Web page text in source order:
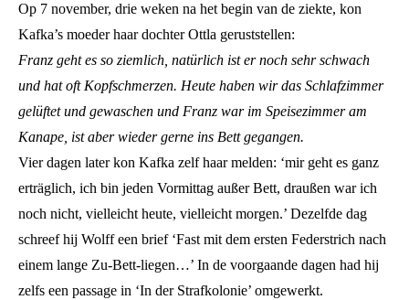
Op 7 november, drie weken na het begin van de ziekte, kon
Kafka’s moeder haar dochter Ottla geruststellen:
Franz geht es so ziemlich, natürlich ist er noch sehr schwach
und hat oft Kopfschmerzen. Heute haben wir das Schlafzimmer
gelüftet und gewaschen und Franz war im Speisezimmer am
Kanape, ist aber wieder gerne ins Bett gegangen.
Vier dagen later kon Kafka zelf haar melden: ‘mir geht es ganz
erträglich, ich bin jeden Vormittag außer Bett, draußen war ich
noch nicht, vielleicht heute, vielleicht morgen.’ Dezelfde dag
schreef hij Wolff een brief ‘Fast mit dem ersten Federstrich nach
einem lange Zu-Bett-liegen…’ In de voorgaande dagen had hij
zelfs een passage in ‘In der Strafkolonie’ omgewerkt.